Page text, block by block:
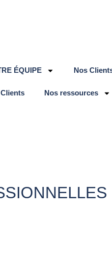
ÉQUIPE Nos
Nos ressources